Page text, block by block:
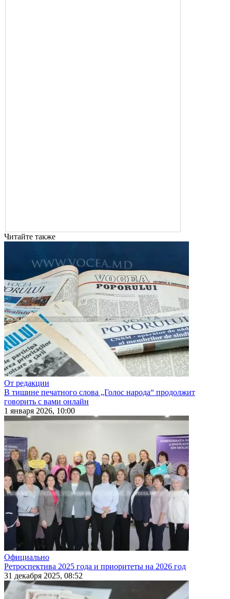
Читайте также
От редакции
В тишине печатного слова „Голос народа“ продолжит
говорить с вами онлайн
1 января 2026, 10:00
Официально
Ретроспектива 2025 года и приоритеты на 2026 год
31 декабря 2025, 08:52